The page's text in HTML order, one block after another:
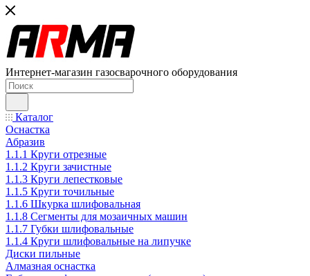
Интернет-магазин газосварочного оборудования
Каталог
Оснастка
Абразив
1.1.1 Круги отрезные
1.1.2 Круги зачистные
1.1.3 Круги лепестковые
1.1.5 Круги точильные
1.1.6 Шкурка шлифовальная
1.1.8 Сегменты для мозаичных машин
1.1.7 Губки шлифовальные
1.1.4 Круги шлифовальные на липучке
Диски пильные
Алмазная оснастка